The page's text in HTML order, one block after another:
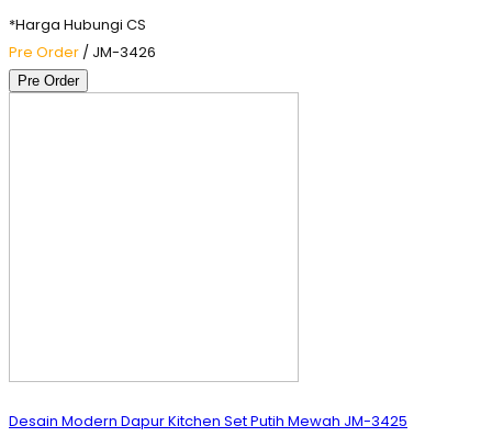
*Harga Hubungi CS
Pre Order / JM-3426
Pre Order
Desain Modern Dapur Kitchen Set Putih Mewah JM-3425